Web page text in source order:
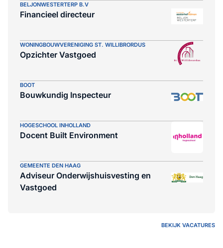
BELJONWESTERTERP B.V
Financieel directeur
WONINGBOUWVERENIGING ST. WILLIBRORDUS
Opzichter Vastgoed
BOOT
Bouwkundig Inspecteur
HOGESCHOOL INHOLLAND
Docent Built Environment
GEMEENTE DEN HAAG
Adviseur Onderwijshuisvesting en
Vastgoed
BEKIJK VACATURES